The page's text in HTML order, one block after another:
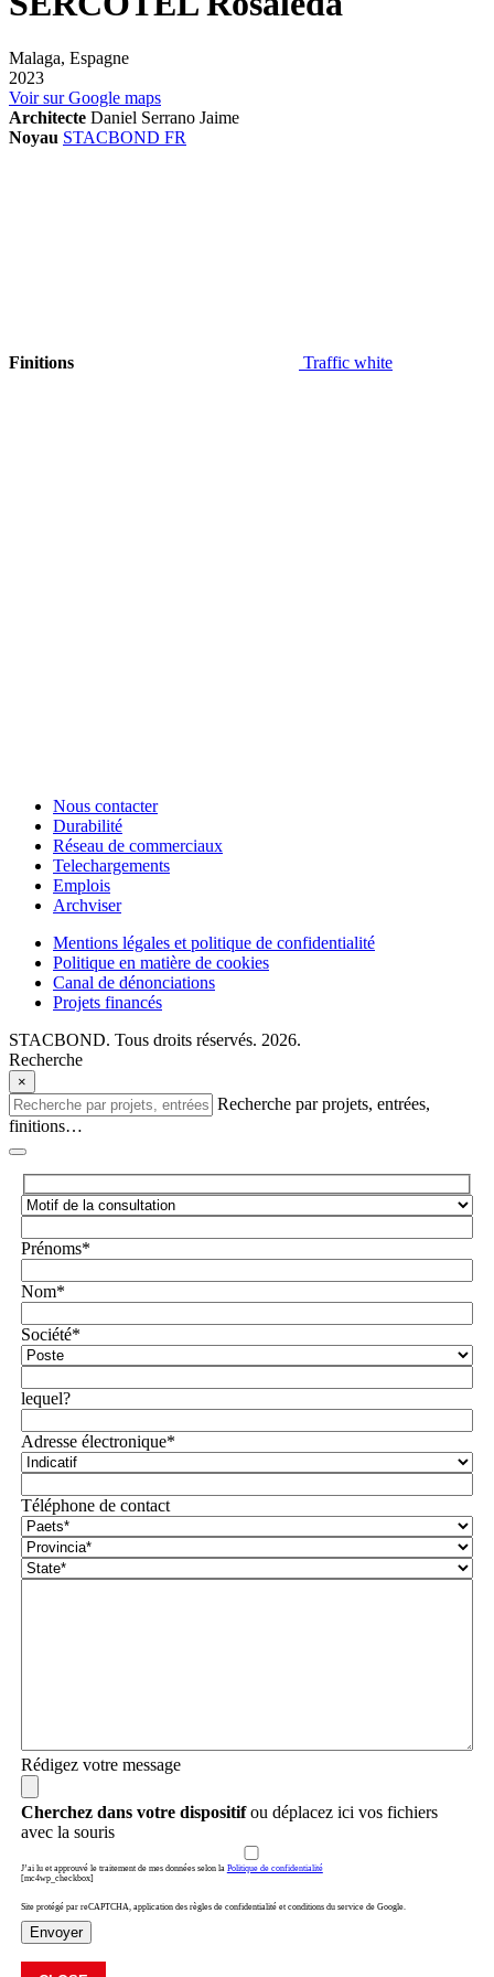
Malaga, Espagne
2023
Voir sur Google maps
Architecte Daniel Serrano Jaime
Noyau STACBOND FR
Finitions Traffic white
Nous contacter
Durabilité
Réseau de commerciaux
Telechargements
Emplois
Archviser
Mentions légales et politique de confidentialité
Politique en matière de cookies
Canal de dénonciations
Projets financés
STACBOND. Tous droits réservés. 2026.
Recherche
×
Recherche par projets, entrées,
finitions…
Prénoms*
Nom*
Société*
lequel?
Adresse électronique*
Téléphone de contact
Rédigez votre message
Cherchez dans votre dispositifou déplacez ici vos fichiers
avec la souris
J’ai lu et approuvé le traitement de mes données selon la Politique de confidentialité
[mc4wp_checkbox]
Site protégé par reCAPTCHA, application des règles de confidentialité et conditions du service de Google.
Envoyer